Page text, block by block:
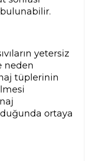
yetersiz
neden
tüplerinin
ortaya